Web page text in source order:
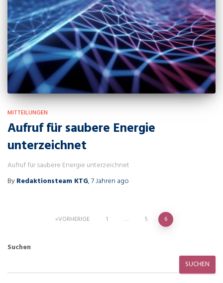
MITTEILUNGEN
Aufruf für saubere Energie
unterzeichnet
Aufruf für saubere Energie unterzeichnet
ByRedaktionsteam KTG,7 Jahren ago
Seitennummerierung
der
Beiträge
VORHERIGE 1 … 5 6
Suchen
SUCHEN